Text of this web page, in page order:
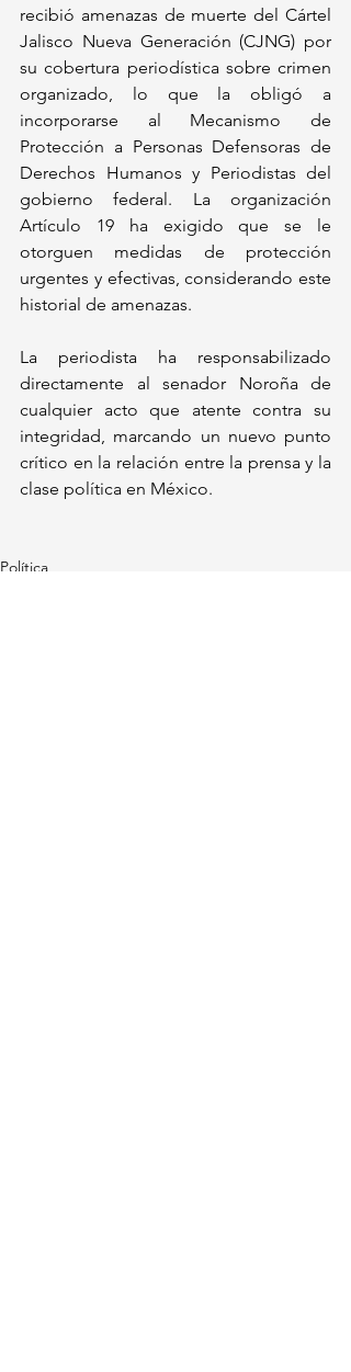
recibió amenazas de muerte del Cártel
Jalisco Nueva Generación (CJNG) por
su cobertura periodística sobre crimen
organizado, lo que la obligó a
incorporarse al Mecanismo de
Protección a Personas Defensoras de
Derechos Humanos y Periodistas del
gobierno federal. La organización
Artículo 19 ha exigido que se le
otorguen medidas de protección
urgentes y efectivas, considerando este
historial de amenazas.
La periodista ha responsabilizado
directamente al senador Noroña de
cualquier acto que atente contra su
integridad, marcando un nuevo punto
crítico en la relación entre la prensa y la
clase política en México.
Política